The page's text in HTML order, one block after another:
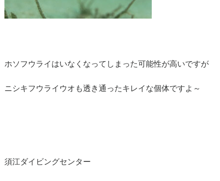
ホソフウライはいなくなってしまった可能性が高いですが
ニシキフウライウオも透き通ったキレイな個体ですよ～
須江ダイビングセンター